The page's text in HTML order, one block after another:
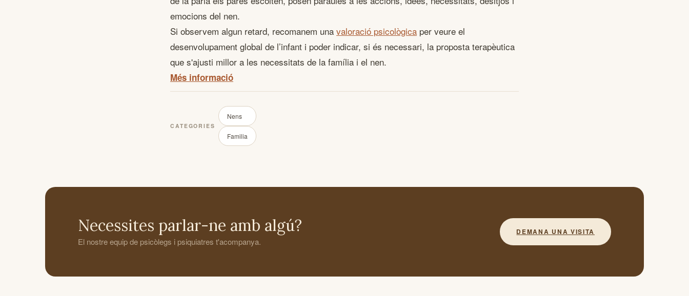
emocions del nen.
Si observem algun retard, recomanem una valoració psicològica per veure el
desenvolupament global de l’infant i poder indicar, si és necessari, la proposta terapèutica
que s'ajusti millor a les necessitats de la família i el nen.
Més informació
CATEGORIES
Nens
Familia
Necessites parlar-ne amb algú?
El nostre equip de psicòlegs i psiquiatres t'acompanya.
DEMANA UNA VISITA